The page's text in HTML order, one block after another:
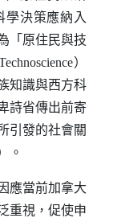
學決策應納入
「原住民與技
）
知識與西方科
詩省傳出前寄
引發的社會關
。
當前加拿大
重視，促使申